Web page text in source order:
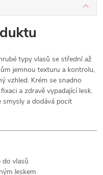
typy vlasů se střední až
jemnou texturu a kontrolu,
vzhled. Krém se snadno
a zdravě vypadající lesk.
smysly a dodává pocit
do vlasů
leskem